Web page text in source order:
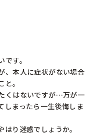
す。
、本人に症状がない場合
。
くはないですが…万が一
しまったら一生後悔しま
り迷惑でしょうか。